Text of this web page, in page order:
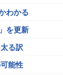
わかる
を更新
る訳
能性